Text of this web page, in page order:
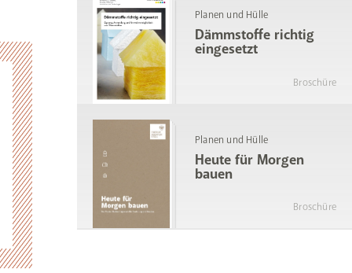
Dämmstoffe richtig
eingesetzt
Planen und Hülle
Broschüre
Heute für Morgen
bauen
Planen und Hülle
Broschüre